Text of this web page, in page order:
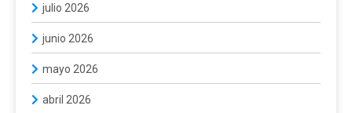
julio 2026
junio 2026
mayo 2026
abril 2026